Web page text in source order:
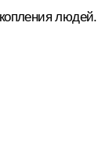
людей.